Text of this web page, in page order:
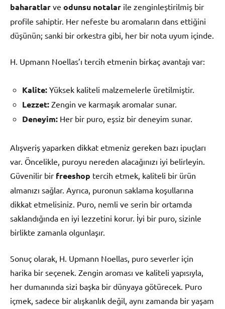
baharatlar ve odunsu notalar ile zenginleştirilmiş bir
profile sahiptir. Her nefeste bu aromaların dans ettiğini
düşünün; sanki bir orkestra gibi, her bir nota uyum içinde.
H. Upmann Noellas’ı tercih etmenin birkaç avantajı var:
Kalite: Yüksek kaliteli malzemelerle üretilmiştir.
Lezzet: Zengin ve karmaşık aromalar sunar.
Deneyim: Her bir puro, eşsiz bir deneyim sunar.
Alışveriş yaparken dikkat etmeniz gereken bazı ipuçları
var. Öncelikle, puroyu nereden alacağınızı iyi belirleyin.
Güvenilir bir freeshop tercih etmek, kaliteli bir ürün
almanızı sağlar. Ayrıca, puronun saklama koşullarına
dikkat etmelisiniz. Puro, nemli ve serin bir ortamda
saklandığında en iyi lezzetini korur. İyi bir puro, sizinle
birlikte zamanla olgunlaşır.
Sonuç olarak, H. Upmann Noellas, puro severler için
harika bir seçenek. Zengin aroması ve kaliteli yapısıyla,
her dumanında sizi başka bir dünyaya götürecek. Puro
içmek, sadece bir alışkanlık değil, aynı zamanda bir yaşam